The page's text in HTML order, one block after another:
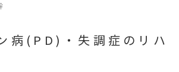
病(PD)・失調症のリハ